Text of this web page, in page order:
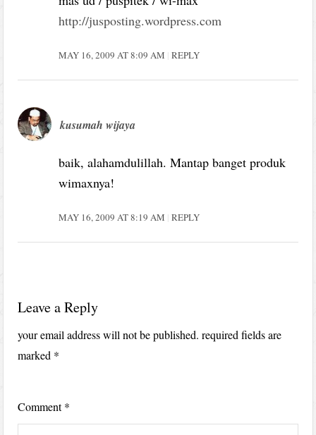
http://jusposting.wordpress.com
MAY 16, 2009 AT 8:09 AM REPLY
kusumah wijaya
baik, alahamdulillah. Mantap banget produk
wimaxnya!
MAY 16, 2009 AT 8:19 AM REPLY
Leave a Reply
your email address will not be published. required fields are
marked *
Comment*